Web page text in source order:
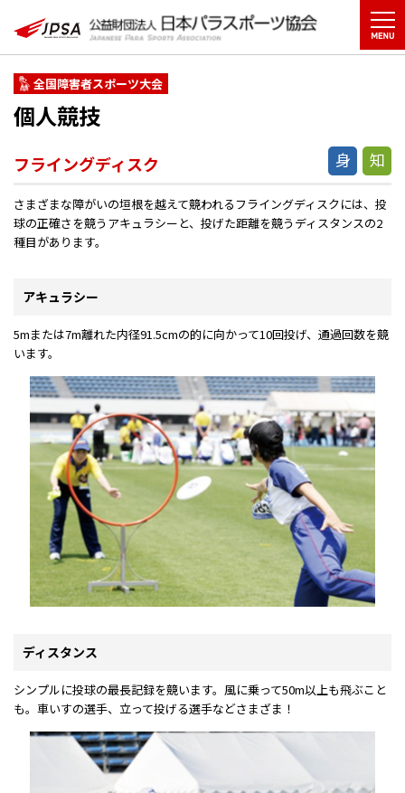
全国障害者スポーツ大会
個人競技
身 知
フライングディスク
さまざまな障がいの垣根を越えて競われるフライングディスクには、投
球の正確さを競うアキュラシーと、投げた距離を競うディスタンスの2
種目があります。
アキュラシー
5mまたは7m離れた内径91.5cmの的に向かって10回投げ、通過回数を競
います。
ディスタンス
シンプルに投球の最長記録を競います。風に乗って50m以上も飛ぶこと
も。車いすの選手、立って投げる選手などさまざま！